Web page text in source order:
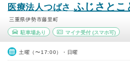
医療法人つばさ ふじさとこ
三重県伊勢市藤里町
駐車場あり マイナ受付(スマホ可)
土曜（〜17:00）・日曜